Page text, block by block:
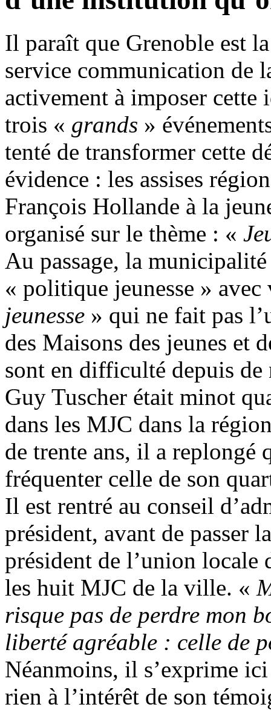
Il paraît que Grenoble est
service communication de
activement à imposer cette
trois « grands »
tenté de transformer cette
évidence : les assises
François Hollande à la
organisé sur le thème : «
Au passage, la
« politique jeunesse »
jeunesse » qui ne fait pas
des Maisons des jeunes et
sont en difficulté depuis de
Guy Tuscher était minot
dans les MJC dans la
de trente ans, il a replongé
fréquenter celle de son
Il est rentré au conseil
président, avant de passer
président de l’union locale
les huit MJC de la ville. «
risque pas de perdre mon
liberté agréable : celle de
Néanmoins, il s’exprime
rien à l’intérêt de son